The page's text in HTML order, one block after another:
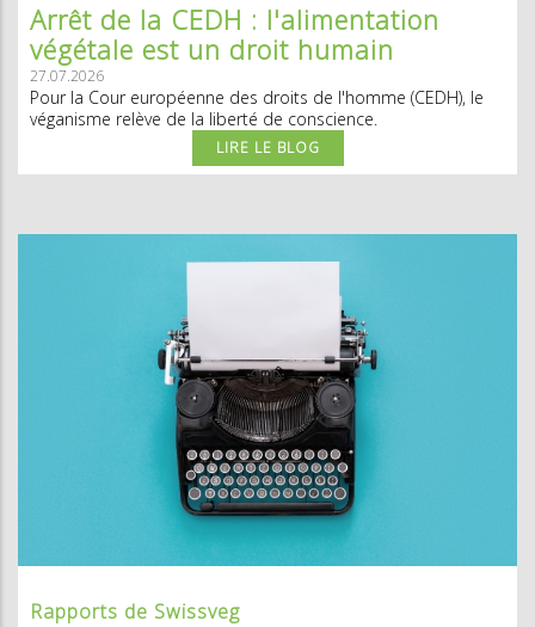
Arrêt de la CEDH : l'alimentation
végétale est un droit humain
27.07.2026
Pour la Cour européenne des droits de l'homme (CEDH), le
véganisme relève de la liberté de conscience.
LIRE LE BLOG
Rapports de Swissveg